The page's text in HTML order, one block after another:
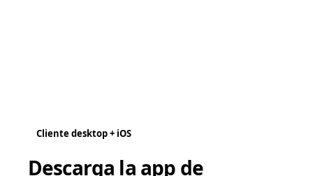
Cliente desktop + iOS
Descarga la app de